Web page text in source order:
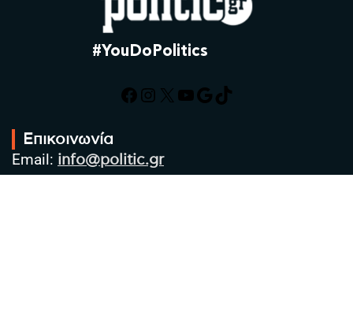
#YouDoPolitics
Facebook
Instagram
X YouTube
Google
TikTok
Επικοινωνία
Email: info@politic.gr
Τηλ: